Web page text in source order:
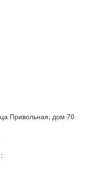
Привольная, дом 70